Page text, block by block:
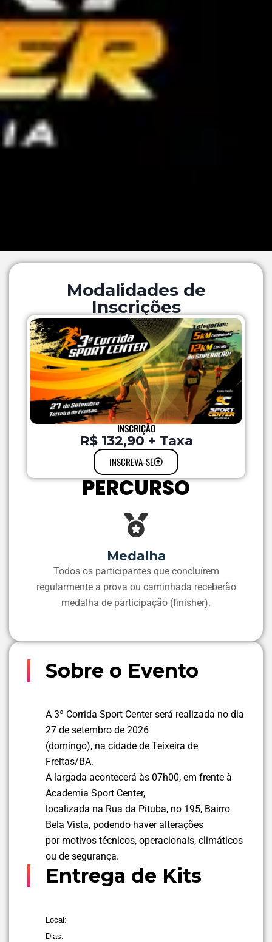
Sobre o Evento
A 3ª Corrida Sport Center será realizada no dia
27 de setembro de 2026
(domingo), na cidade de Teixeira de
Freitas/BA.
A largada acontecerá às 07h00, em frente à
Academia Sport Center,
localizada na Rua da Pituba, no 195, Bairro
Bela Vista, podendo haver alterações
por motivos técnicos, operacionais, climáticos
ou de segurança.
Entrega de Kits
Local:
Dias:
Modalidades de
Inscrições
INSCRIÇÃO
R$ 132,90 + Taxa
INSCREVA-SE
PERCURSO
Medalha
Todos os participantes que concluírem
regularmente a prova ou caminhada receberão
medalha de participação (finisher).